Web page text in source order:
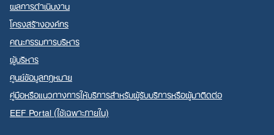
ผลการดำเนินงาน
โครงสร้างองค์กร
คณะกรรมการบริหาร
ผู้บริหาร
ศูนย์ข้อมูลกฎหมาย
คู่มือหรือแนวทางการให้บริการสำหรับผู้รับบริการหรือผู้มาติดต่อ
EEF Portal (ใช้เฉพาะภายใน)